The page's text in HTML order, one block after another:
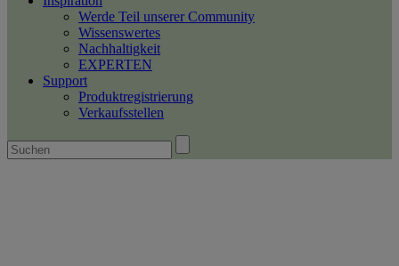
Werde Teil unserer Community
Wissenswertes
Nachhaltigkeit
EXPERTEN
Support
Produktregistrierung
Verkaufsstellen